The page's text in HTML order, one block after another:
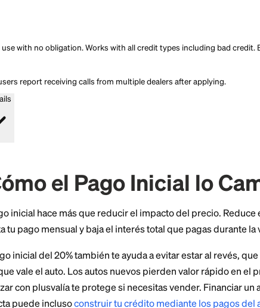
myAutoloan
compare personalized offers for new cars, used cars,
Find the right auto loan in minutes — even with bad credit.
compare personalized offers for new cars, used cars,
Standout feature
Compare offers from 20+ lenders. Works with bad credit.